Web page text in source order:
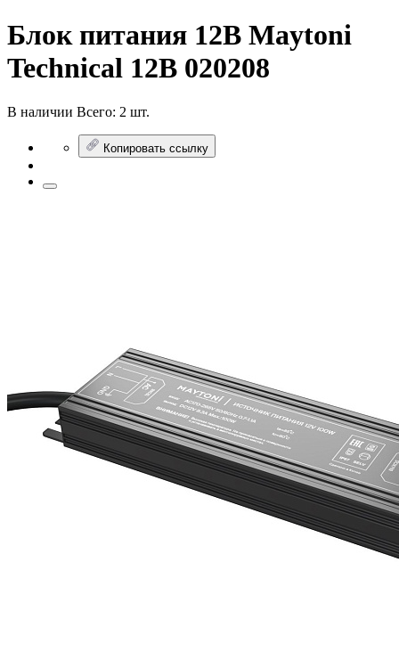
Блок питания 12В Maytoni
Technical 12В 020208
В наличии Всего: 2 шт.
Копировать ссылку